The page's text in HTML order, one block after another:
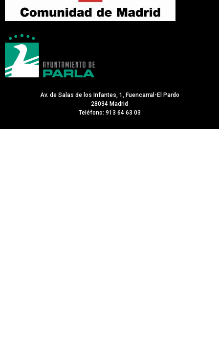
Av. de Salas de los Infantes, 1, Fuencarral-El Pardo
28034 Madrid
Teléfono: 913 64 63 03